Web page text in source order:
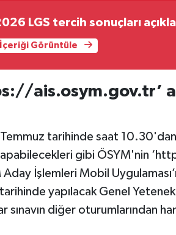
LGS tercih sonuçları
İçeriği Görüntüle
ais.osym.gov.tr’
Temmuz tarihinde saat
yapabilecekleri gibi ÖSYM'nin
İşlemleri Mobil
yapılacak Genel
sınavın diğer oturumlarından